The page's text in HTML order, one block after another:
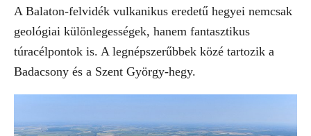
A Balaton-felvidék vulkanikus eredetű hegyei nemcsak
geológiai különlegességek, hanem fantasztikus
túracélpontok is. A legnépszerűbbek közé tartozik a
Badacsony és a Szent György-hegy.